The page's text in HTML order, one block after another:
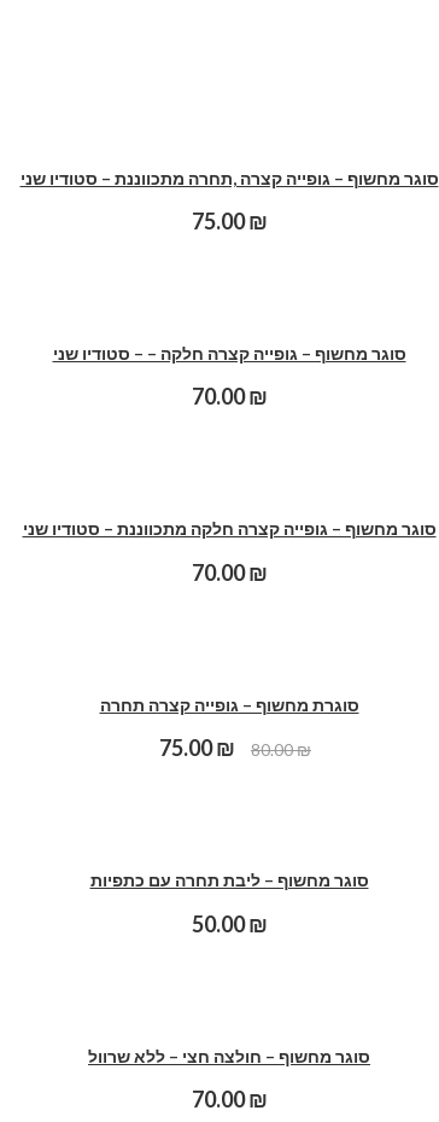
סוגר מחשוף – גופייה קצרה ,תחרה מתכווננת – סטודיו שני
75.00₪
סוגר מחשוף – גופייה קצרה חלקה – – סטודיו שני
70.00₪
סוגר מחשוף – גופייה קצרה חלקה מתכווננת – סטודיו שני
70.00₪
סוגרת מחשוף – גופייה קצרה תחרה
80.00₪
75.00₪
סוגר מחשוף – ליבת תחרה עם כתפיות
50.00₪
סוגר מחשוף – חולצה חצי – ללא שרוול
70.00₪